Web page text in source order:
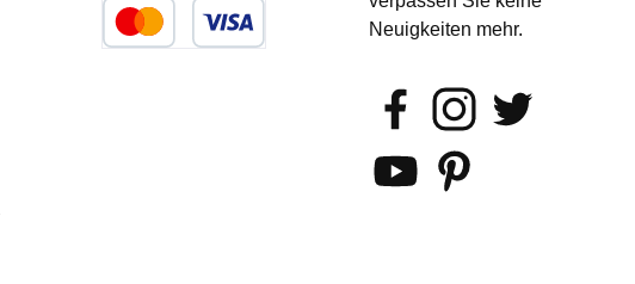
Neuigkeiten mehr.
FacebookInstagramTwitter
YouTubePinterest